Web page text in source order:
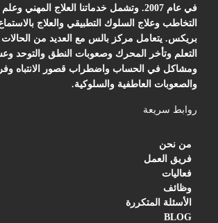
في عام 2007. وتشمل خدماتنا العلاج المهني
التخاطب وعلاج السلوك التطبيقي والعلاج
بريكس. يتعامل مركز بالس مع العديد من
التعلم وتأخر المحرك وصعوبات النطق والتوحد
ومشاكل في الحساب واضطراب قصور الانتباه
والصعوبات العاطفية والسلوكية.
روابط سريعة
من نحن
فريق العمل
فعاليات
وظائف
الأسئلة المتكررة
BLOG